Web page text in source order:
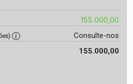
155.000,00
Consulte-nos
155.000,00